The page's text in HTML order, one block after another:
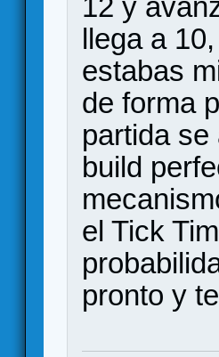
llega a
estabas
de forma
partida
build
el Tick
pronto y